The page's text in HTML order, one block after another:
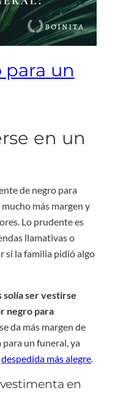
para un
en un
de negro para
más margen y
Lo prudente es
llamativas o
si la familia pidió algo
solía ser vestirse
negro para
da más margen de
un funeral, ya
despedida más alegre.
en